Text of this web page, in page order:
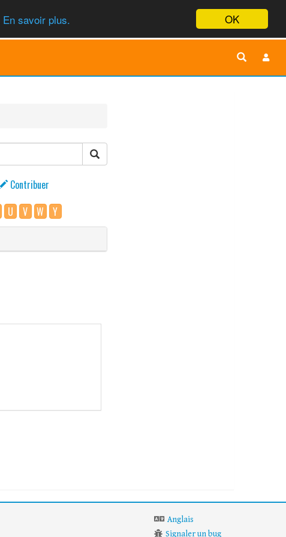
OK
En savoir plus.
Contribuer
U V W Y
Anglais
Signaler un bug